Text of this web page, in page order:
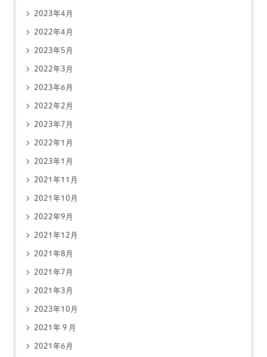
2023年4月
2022年4月
2023年5月
2022年3月
2023年6月
2022年2月
2023年7月
2022年1月
2023年1月
2021年11月
2021年10月
2022年9月
2021年12月
2021年8月
2021年7月
2021年3月
2023年10月
2021年９月
2021年6月